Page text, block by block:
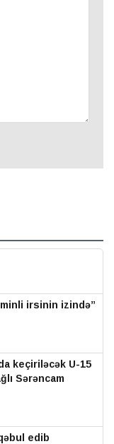
irsinin izində”
keçiriləcək U-15
Sərəncam
edib